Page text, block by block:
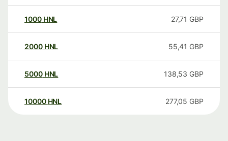
1000 HNL 27,71 GBP
2000 HNL 55,41 GBP
5000 HNL 138,53 GBP
10000 HNL 277,05 GBP